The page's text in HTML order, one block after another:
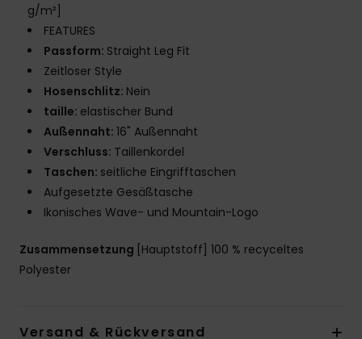
g/m²]
FEATURES
Passform: Straight Leg Fit
Zeitloser Style
Hosenschlitz: Nein
taille: elastischer Bund
Außennaht: 16" Außennaht
Verschluss: Taillenkordel
Taschen: seitliche Eingrifftaschen
Aufgesetzte Gesäßtasche
Ikonisches Wave- und Mountain-Logo
Zusammensetzung [Hauptstoff] 100 % recyceltes
Polyester
Versand & Rückversand